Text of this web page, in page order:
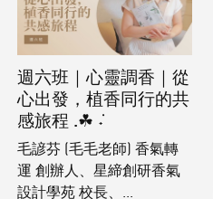
週六班｜心靈調香｜從
心出發，植香同行的共
感旅程 .☘︎ ݁˖
毛諺芬 (毛毛老師) 香氣轉
運 創辦人、星締創研香氣
設計學苑 校長、...